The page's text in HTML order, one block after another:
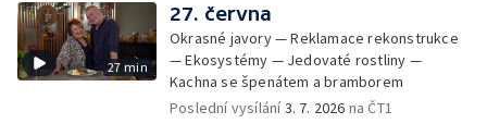
27 min
27. června
Okrasné javory — Reklamace rekonstrukce
— Ekosystémy — Jedovaté rostliny —
Kachna se špenátem a bramborem
Poslední vysílání3. 7. 2026 na ČT1